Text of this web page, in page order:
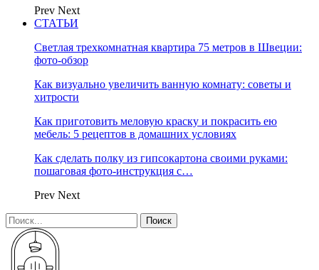
Prev Next
СТАТЬИ
Светлая трехкомнатная квартира 75 метров в Швеции:
фото-обзор
Как визуально увеличить ванную комнату: советы и
хитрости
Как приготовить меловую краску и покрасить ею
мебель: 5 рецептов в домашних условиях
Как сделать полку из гипсокартона своими руками:
пошаговая фото-инструкция с…
Prev Next